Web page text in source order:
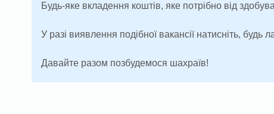
Будь-яке вкладення коштів, яке потрібно від
У разі виявлення подібної вакансії натисніть, будь
Давайте разом позбудемося шахраїв!